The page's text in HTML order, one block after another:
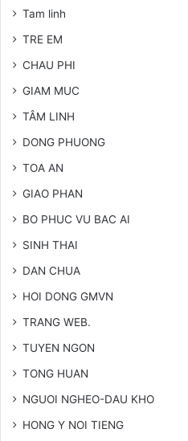
Tam linh
TRE EM
CHAU PHI
GIAM MUC
TÂM LINH
DONG PHUONG
TOA AN
GIAO PHAN
BO PHUC VU BAC AI
SINH THAI
DAN CHUA
HOI DONG GMVN
TRANG WEB.
TUYEN NGON
TONG HUAN
NGUOI NGHEO-DAU KHO
HONG Y NOI TIENG